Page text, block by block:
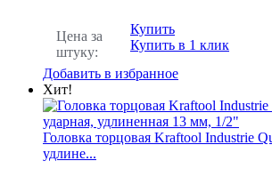
Цена за
штуку:
Купить
Купить в 1 клик
Добавить в избранное
Хит!
Головка торцовая Kraftool Industrie
удлине...